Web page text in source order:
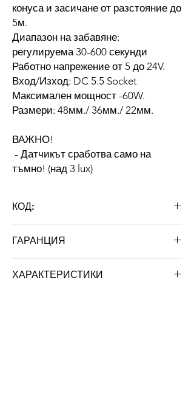
конуса и засичане от разстояние до
5м.
Диапазон на забавяне:
регулируема 30-600 секунди
Работно напрежение от 5 до 24V.
Вход/Изход: DC 5.5 Socket
Максимален мощност -60W.
Размери: 48мм./ 36мм./ 22мм.
ВАЖНО!
- Датчикът сработва само на
тъмно! (над 3 lux)
КОД:
ГАРАНЦИЯ
ХАРАКТЕРИСТИКИ